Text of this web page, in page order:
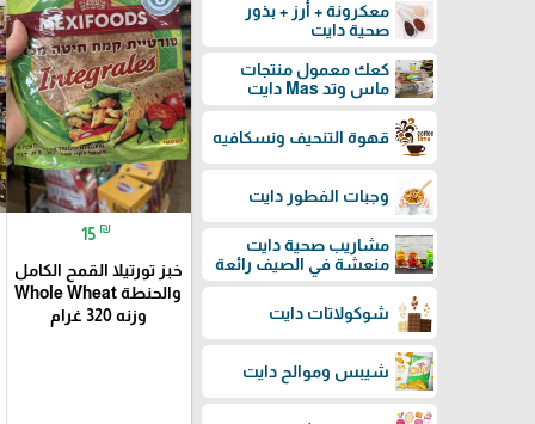
معكرونة + أرز + بذور
صحية دايت
كعك معمول منتجات
ماس وتد Mas دايت
قهوة التنحيف ونسكافيه
وجبات الفطور دايت
مشاريب صحية دايت
منعشة في الصيف رائعة
شوكولاتات دايت
شيبس وموالح دايت
15 ₪
خبز تورتيلا القمح الكامل
والحنطة Whole Wheat
وزنه 320 غرام